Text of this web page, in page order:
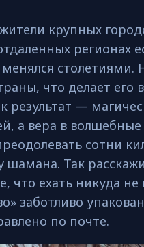
крупных
регионах
столетиями.
что делает его
результат —
а вера в
сотни
шамана. Так
что ехать никуда
заботливо
по почте.